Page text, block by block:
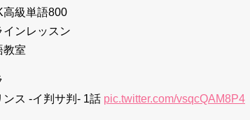
級単語800
ンレッスン
室
ンス -イ判サ判- 1話 pic.twitter.com/vsqcQAM8P4